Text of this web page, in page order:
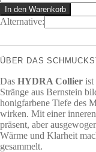
Collier
Menge
In den Warenkorb
Alternative:
ÜBER DAS
Das HYDRA Collier ist
Stränge aus Bernstein
honigfarbene Tiefe des
wirken. Mit einer
präsent, aber
Wärme und Klarheit
gesammelt.